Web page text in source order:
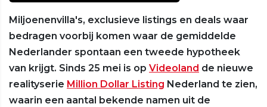
Miljoenenvilla's, exclusieve listings en deals waar
bedragen voorbij komen waar de gemiddelde
Nederlander spontaan een tweede hypotheek
van krijgt. Sinds 25 mei is op Videoland de nieuwe
realityserie Million Dollar Listing Nederland te zien,
waarin een aantal bekende namen uit de